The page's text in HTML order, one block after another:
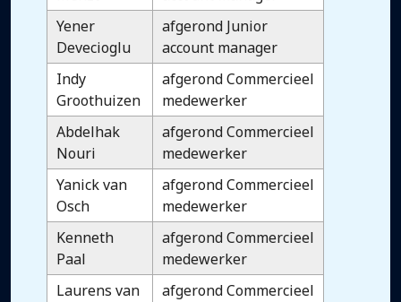
Yener
Devecioglu
afgerond Junior
account manager
Indy
Groothuizen
afgerond Commercieel
medewerker
Abdelhak
Nouri
afgerond Commercieel
medewerker
Yanick van
Osch
afgerond Commercieel
medewerker
Kenneth
Paal
afgerond Commercieel
medewerker
Laurens van
afgerond Commercieel